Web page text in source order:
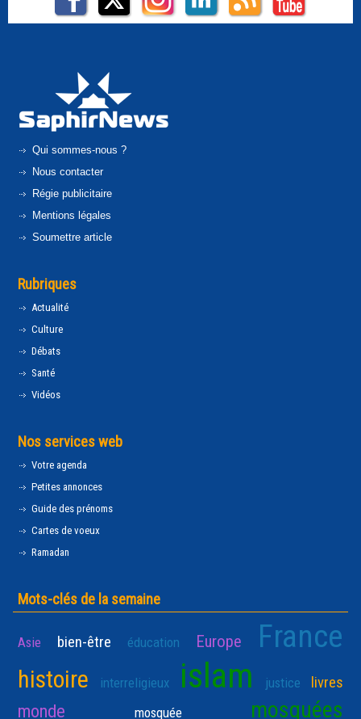
Qui sommes-nous ?
Nous contacter
Régie publicitaire
Mentions légales
Soumettre article
Rubriques
Actualité
Culture
Débats
Santé
Vidéos
Nos services web
Votre agenda
Petites annonces
Guide des prénoms
Cartes de voeux
Ramadan
Mots-clés de la semaine
Asie bien-être éducation Europe France
histoire interreligieux islam justice livres
monde mosquée mosquées